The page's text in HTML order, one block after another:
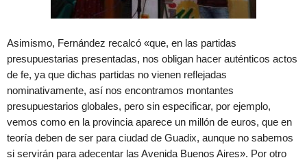
Asimismo, Fernández recalcó «que, en las partidas
presupuestarias presentadas, nos obligan hacer auténticos actos
de fe, ya que dichas partidas no vienen reflejadas
nominativamente, así nos encontramos montantes
presupuestarios globales, pero sin especificar, por ejemplo,
vemos como en la provincia aparece un millón de euros, que en
teoría deben de ser para ciudad de Guadix, aunque no sabemos
si servirán para adecentar las Avenida Buenos Aires». Por otro